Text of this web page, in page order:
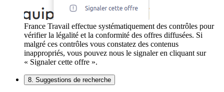
France Travail effectue systématiquement des contrôles pour
vérifier la légalité et la conformité des offres diffusées. Si
malgré ces contrôles vous constatez des contenus
inappropriés, vous pouvez nous le signaler en cliquant sur
« Signaler cette offre ».
8. Suggestions de recherche